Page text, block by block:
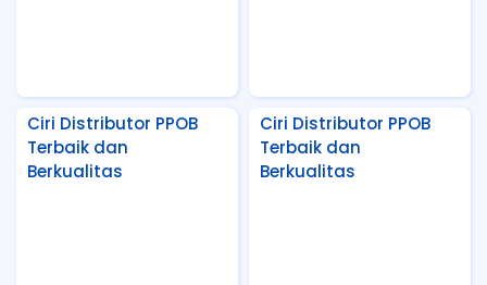
Ciri Distributor PPOB
Terbaik dan
Berkualitas
Ciri Distributor PPOB
Terbaik dan
Berkualitas